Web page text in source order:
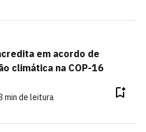
em acordo de
climática na COP-16
min de leitura